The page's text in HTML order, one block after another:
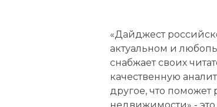
«Дайджест
актуальном и
снабжает своих
качественную
другое, что поможет